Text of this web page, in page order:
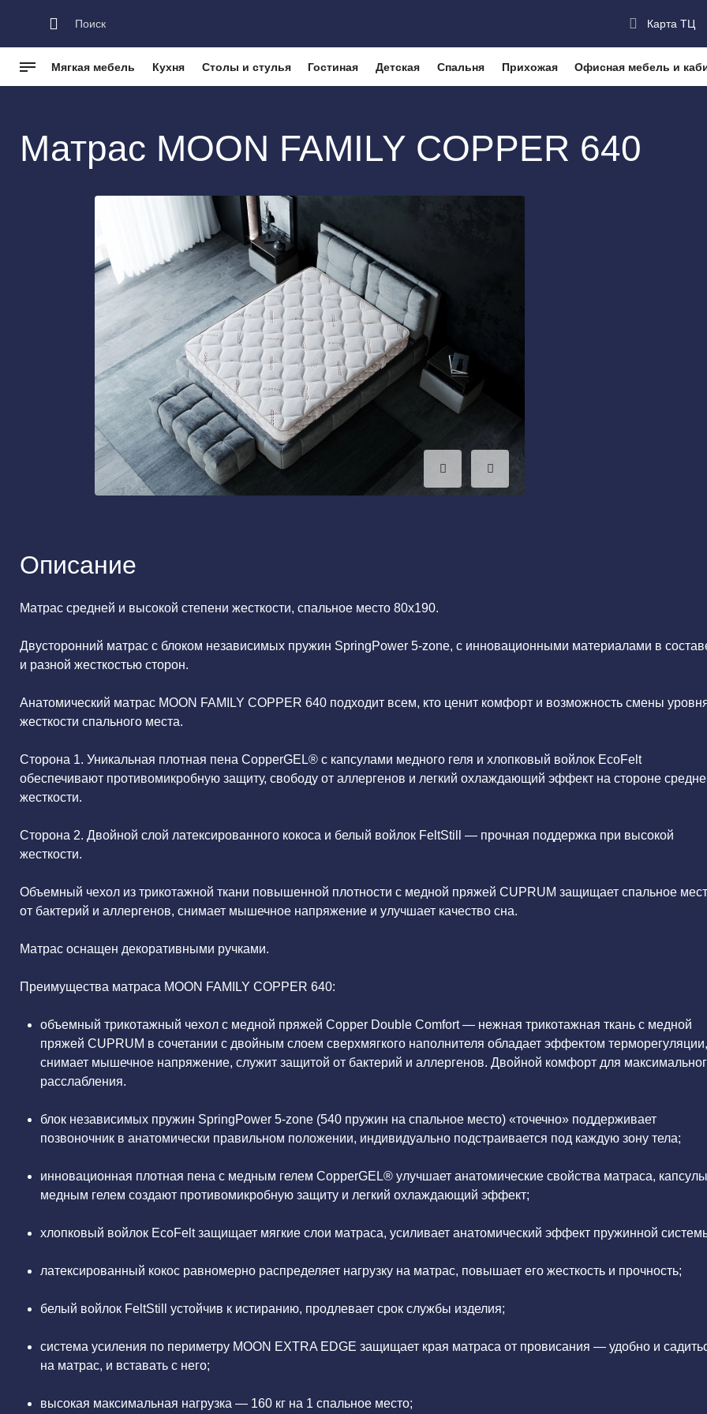
Карта ТЦ
Мягкая мебель Кухня Столы и стулья Гостиная Детская Спальня Прихожая Офисная мебель и
Матрас MOON FAMILY COPPER 640
Описание
Матрас средней и высокой степени жесткости, спальное место 80x190.
Двусторонний матрас с блоком независимых пружин SpringPower 5-zone, с инновационными материалами в
и разной жесткостью сторон.
Анатомический матрас MOON FAMILY COPPER 640 подходит всем, кто ценит комфорт и возможность смены
жесткости спального места.
Сторона 1. Уникальная плотная пена CopperGEL® с капсулами медного геля и хлопковый войлок EcoFelt
обеспечивают противомикробную защиту, свободу от аллергенов и легкий охлаждающий эффект на стороне
жесткости.
Сторона 2. Двойной слой латексированного кокоса и белый войлок FeltStill — прочная поддержка при высокой
жесткости.
Объемный чехол из трикотажной ткани повышенной плотности с медной пряжей CUPRUM защищает спальное
от бактерий и аллергенов, снимает мышечное напряжение и улучшает качество сна.
Матрас оснащен декоративными ручками.
Преимущества матраса MOON FAMILY COPPER 640:
объемный трикотажный чехол с медной пряжей Copper Double Comfort — нежная трикотажная ткань с медной
пряжей CUPRUM в сочетании с двойным слоем сверхмягкого наполнителя обладает эффектом терморегуляции,
снимает мышечное напряжение, служит защитой от бактерий и аллергенов. Двойной комфорт для
расслабления.
блок независимых пружин SpringPower 5-zone (540 пружин на спальное место) «точечно» поддерживает
позвоночник в анатомически правильном положении, индивидуально подстраивается под каждую зону тела;
инновационная плотная пена с медным гелем CopperGEL® улучшает анатомические свойства матраса,
медным гелем создают противомикробную защиту и легкий охлаждающий эффект;
хлопковый войлок EcoFelt защищает мягкие слои матраса, усиливает анатомический эффект пружинной
латексированный кокос равномерно распределяет нагрузку на матрас, повышает его жесткость и прочность;
белый войлок FeltStill устойчив к истиранию, продлевает срок службы изделия;
система усиления по периметру MOON EXTRA EDGE защищает края матраса от провисания — удобно и
на матрас, и вставать с него;
высокая максимальная нагрузка — 160 кг на 1 спальное место;